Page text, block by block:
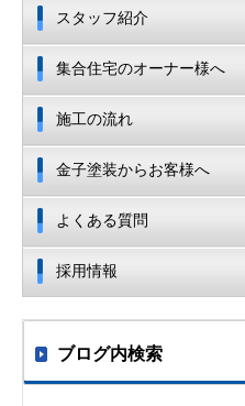
スタッフ紹介
集合住宅のオーナー様へ
施工の流れ
金子塗装からお客様へ
よくある質問
採用情報
ブログ内検索